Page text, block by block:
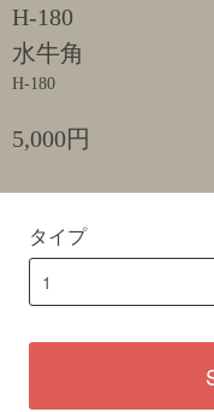
H-180
水牛角
H-180
5,000円
タイプ